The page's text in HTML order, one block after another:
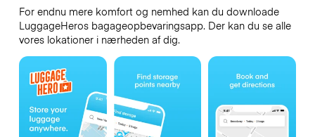
For endnu mere komfort og nemhed kan du downloade
LuggageHeros bagageopbevaringsapp. Der kan du se alle
vores lokationer i nærheden af dig.